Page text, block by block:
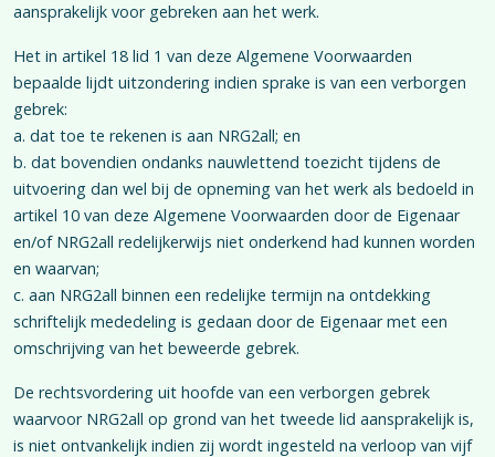
aansprakelijk voor gebreken aan het werk.
Het in artikel 18 lid 1 van deze Algemene Voorwaarden
bepaalde lijdt uitzondering indien sprake is van een verborgen
gebrek:
a. dat toe te rekenen is aan NRG2all; en
b. dat bovendien ondanks nauwlettend toezicht tijdens de
uitvoering dan wel bij de opneming van het werk als bedoeld in
artikel 10 van deze Algemene Voorwaarden door de Eigenaar
en/of NRG2all redelijkerwijs niet onderkend had kunnen worden
en waarvan;
c. aan NRG2all binnen een redelijke termijn na ontdekking
schriftelijk mededeling is gedaan door de Eigenaar met een
omschrijving van het beweerde gebrek.
De rechtsvordering uit hoofde van een verborgen gebrek
waarvoor NRG2all op grond van het tweede lid aansprakelijk is,
is niet ontvankelijk indien zij wordt ingesteld na verloop van vijf